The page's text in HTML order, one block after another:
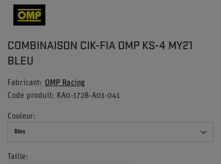
COMBINAISON CIK-FIA OMP KS-4 MY21
BLEU
Fabricant
OMP Racing
Code produit
KA0-1728-A01-041
Couleur
Bleu
Taille